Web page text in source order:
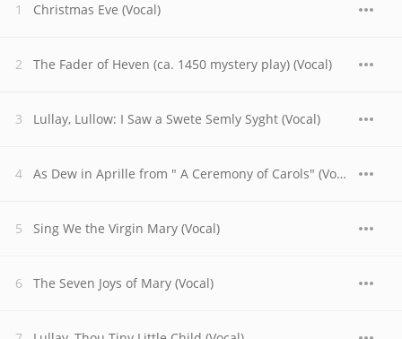
Christmas Eve (Vocal)
The Fader of Heven (ca. 1450 mystery play) (Vocal)
Lullay, Lullow: I Saw a Swete Semly Syght (Vocal)
As Dew in Aprille from " A Ceremony of Carols" (Vocal)
Sing We the Virgin Mary (Vocal)
The Seven Joys of Mary (Vocal)